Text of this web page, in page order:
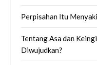
Perpisahan Itu
Tentang Asa dan
Diwujudkan?